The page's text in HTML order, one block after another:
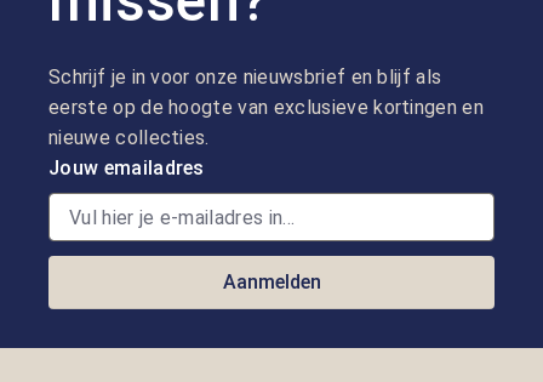
Schrijf je in voor onze nieuwsbrief en blijf als
eerste op de hoogte van exclusieve kortingen en
nieuwe collecties.
Jouw emailadres
Aanmelden